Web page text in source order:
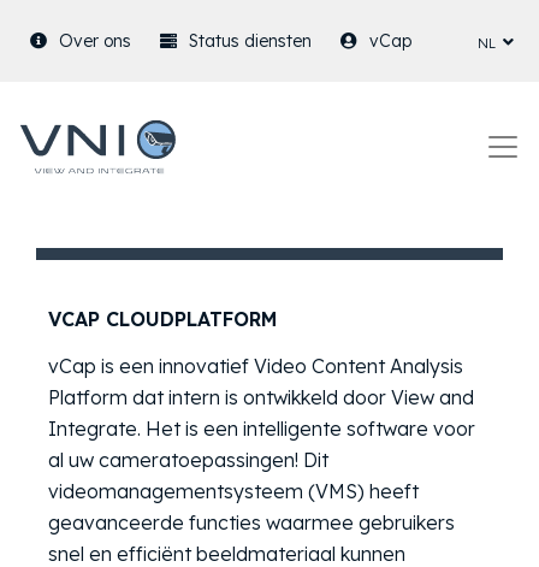
Over ons Status diensten vCap nl
VCAP CLOUDPLATFORM
vCap is een innovatief Video Content Analysis
Platform dat intern is ontwikkeld door View and
Integrate. Het is een intelligente software voor
al uw cameratoepassingen! Dit
videomanagementsysteem (VMS) heeft
geavanceerde functies waarmee gebruikers
snel en efficiënt beeldmateriaal kunnen